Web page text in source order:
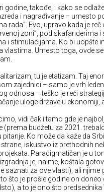
godine, takođe, i kako se
i nagrađivanje – umesto
rada”. Evo, upravo kada je
zoni”, pod skafanderima
i stimulacijama. Ko bi uopšte
vlastima. Umesto toga, ovde
tu je etatizam. Taj
zajednici – samo je vrh
odnosa – teško je reći
uloge države u
vidi čak i tamo gde je
(prema budžetu za 2021.
pitanje. Ko može da kaže da
strane, iskustvo iz prethodnih
Paradigmatičan je u
je, naime, koštala
saznati za ove vlasti), ali njime
što je prošle godine on
a to je ono što predsednika